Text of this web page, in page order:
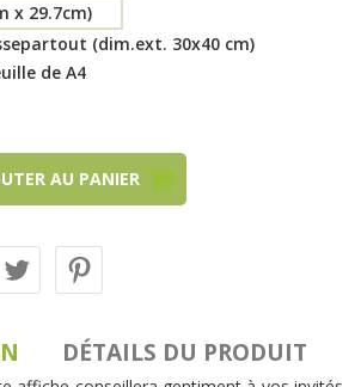
x 29.7cm)
(dim.ext. 30x40 cm)
de A4
AU PANIER
DÉTAILS DU PRODUIT